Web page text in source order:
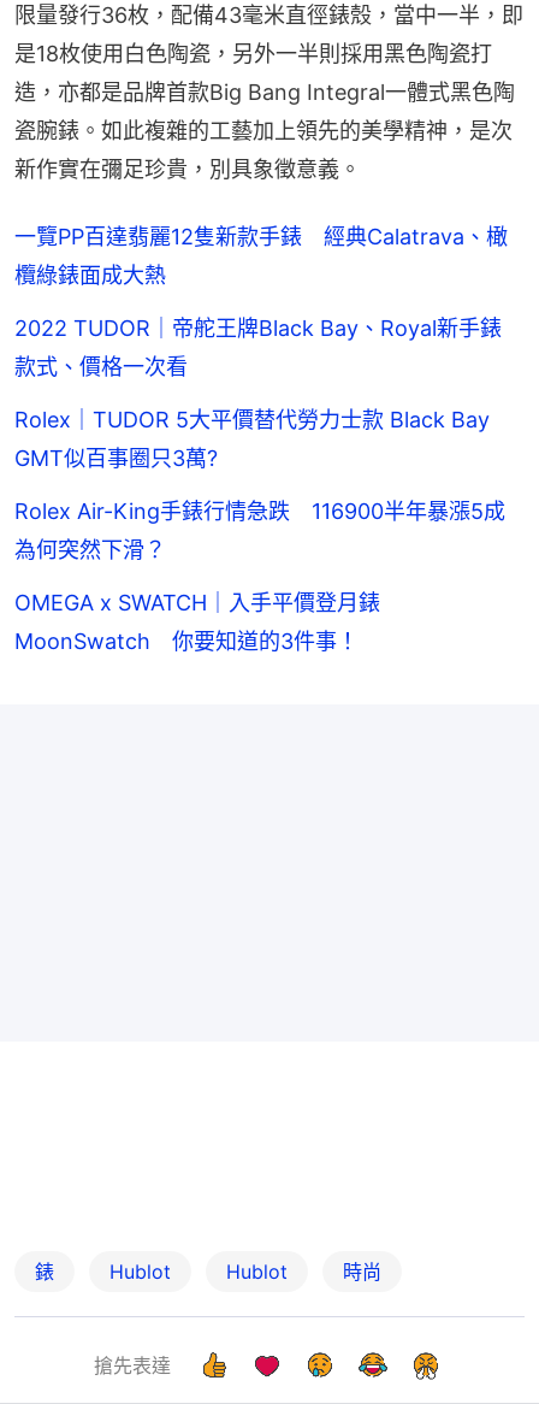
限量發行36枚，配備43毫米直徑錶殼，當中一半，即
是18枚使用白色陶瓷，另外一半則採用黑色陶瓷打
造，亦都是品牌首款Big Bang Integral一體式黑色陶
瓷腕錶。如此複雜的工藝加上領先的美學精神，是次
新作實在彌足珍貴，別具象徵意義。
一覽PP百達翡麗12隻新款手錶 經典Calatrava、橄
欖綠錶面成大熱
2022 TUDOR｜帝舵王牌Black Bay、Royal新手錶
款式、價格一次看
Rolex｜TUDOR 5大平價替代勞力士款 Black Bay
GMT似百事圈只3萬?
Rolex Air-King手錶行情急跌 116900半年暴漲5成
為何突然下滑？
OMEGA x SWATCH｜入手平價登月錶
MoonSwatch 你要知道的3件事！
錶 Hublot Hublot 時尚
搶先表達